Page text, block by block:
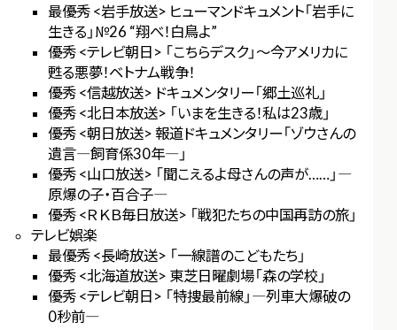
最優秀 <岩手放送> ヒューマンドキュメント「岩手に
生きる」№26 “翔べ！白鳥よ”
優秀 <テレビ朝日> 「こちらデスク」～今アメリカに
甦る悪夢！ベトナム戦争！
優秀 <信越放送> ドキュメンタリー「郷土巡礼」
優秀 <北日本放送> 「いまを生きる！私は23歳」
優秀 <朝日放送> 報道ドキュメンタリー「ゾウさんの
遺言―飼育係30年―」
優秀 <山口放送> 「聞こえるよ母さんの声が……」―
原爆の子・百合子―
優秀 <ＲＫＢ毎日放送> 「戦犯たちの中国再訪の旅」
テレビ娯楽
最優秀 <長崎放送> 「一線譜のこどもたち」
優秀 <北海道放送> 東芝日曜劇場「森の学校」
優秀 <テレビ朝日> 「特捜最前線」―列車大爆破の
0秒前―